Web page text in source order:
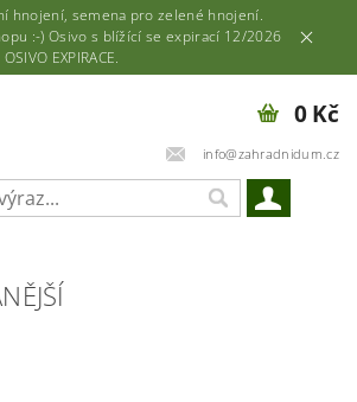
hnojení, semena pro zelené hnojení.
:-) Osivo s blížící se expirací 12/2026
EXPIRACE.
info@zahradnidum.cz
0 Kč